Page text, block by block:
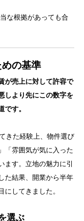
当な根拠があっても合
の基準
が売上に対して許容で
しより先にこの数字を
です。
きた経験上、物件選び
「雰囲気が気に入った
ます。立地の魅力に引
た結果、開業から半年
してきました。
選ぶ